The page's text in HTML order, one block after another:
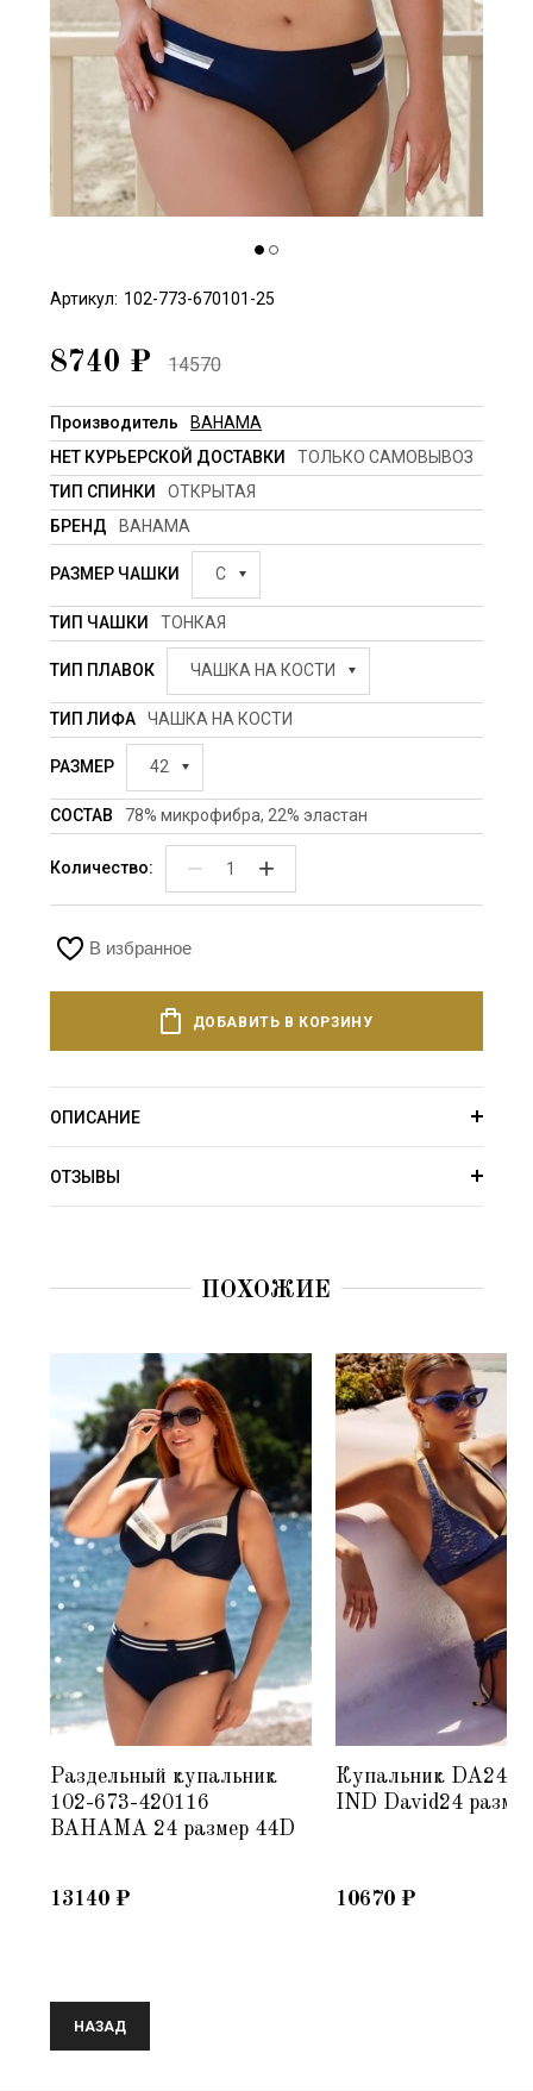
Артикул: 102-773-670101-25
8740 ₽ 14570
Производитель
BAHAMA
НЕТ КУРЬЕРСКОЙ ДОСТАВКИ
ТОЛЬКО САМОВЫВОЗ
ТИП СПИНКИ
ОТКРЫТАЯ
БРЕНД
BAHAMA
РАЗМЕР ЧАШКИ C
ТИП ЧАШКИ ТОНКАЯ
ТИП ПЛАВОК ЧАШКА НА КОСТИ
ТИП ЛИФА ЧАШКА НА КОСТИ
РАЗМЕР 42
СОСТАВ 78% микрофибра, 22% эластан
Количество: − +
В избранное
ДОБАВИТЬ В КОРЗИНУ
ОПИСАНИЕ
ОТЗЫВЫ
ПОХОЖИЕ
Раздельный купальник
102-673-420116
BAHAMA 24 размер 44D
13140 ₽
Купальник DA24-
IND David24
10670 ₽
НАЗАД